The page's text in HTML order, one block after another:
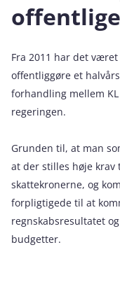
offentlige
Fra 2011 har det
offentliggøre et
forhandling mellem
regeringen.
Grunden til, at man
at der stilles høje
skattekronerne, og
forpligtigede til at
regnskabsresultatet
budgetter.